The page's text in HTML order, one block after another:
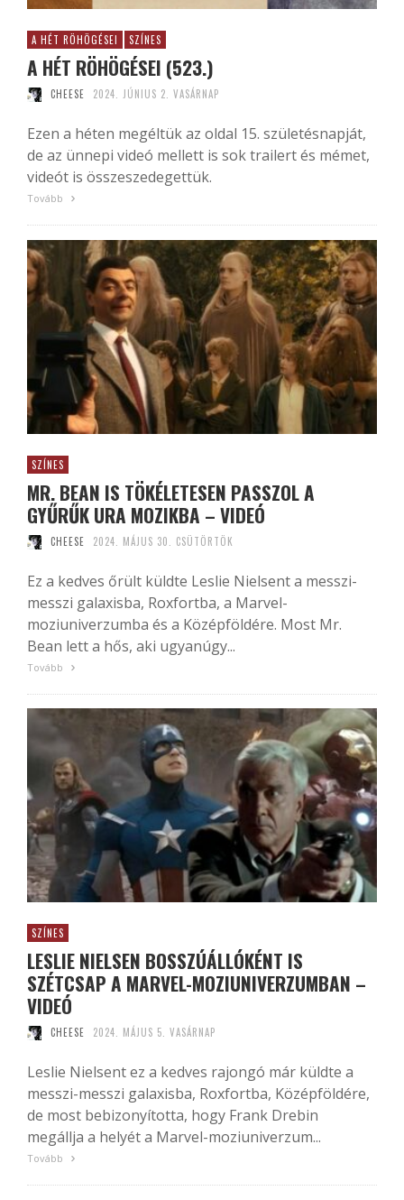
A HÉT RÖHÖGÉSEI SZÍNES
A HÉT RÖHÖGÉSEI (523.)
CHEESE 2024. JÚNIUS 2. VASÁRNAP
Ezen a héten megéltük az oldal 15. születésnapját,
de az ünnepi videó mellett is sok trailert és mémet,
videót is összeszedegettük.
Tovább
SZÍNES
MR. BEAN IS TÖKÉLETESEN PASSZOL A
GYŰRŰK URA MOZIKBA – VIDEÓ
CHEESE 2024. MÁJUS 30. CSÜTÖRTÖK
Ez a kedves őrült küldte Leslie Nielsent a messzi-
messzi galaxisba, Roxfortba, a Marvel-
moziuniverzumba és a Középföldére. Most Mr.
Bean lett a hős, aki ugyanúgy...
Tovább
SZÍNES
LESLIE NIELSEN BOSSZÚÁLLÓKÉNT IS
SZÉTCSAP A MARVEL-MOZIUNIVERZUMBAN –
VIDEÓ
CHEESE 2024. MÁJUS 5. VASÁRNAP
Leslie Nielsent ez a kedves rajongó már küldte a
messzi-messzi galaxisba, Roxfortba, Középföldére,
de most bebizonyította, hogy Frank Drebin
megállja a helyét a Marvel-moziuniverzum...
Tovább